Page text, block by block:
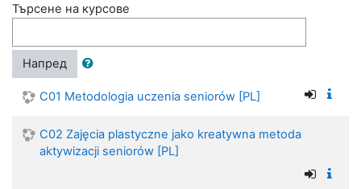
Търсене на курсове
Напред
C01 Metodologia uczenia seniorów [PL]
C02 Zajęcia plastyczne jako kreatywna metoda
aktywizacji seniorów [PL]